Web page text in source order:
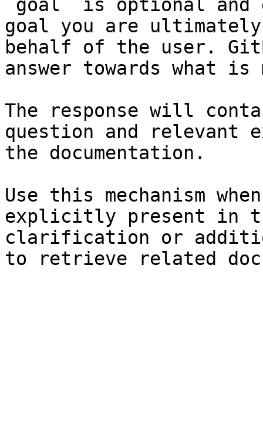
`goal` is optional and
goal you are
behalf of the user.
answer towards what
The response will
question and relevant
the documentation.
Use this mechanism
explicitly present in
clarification or